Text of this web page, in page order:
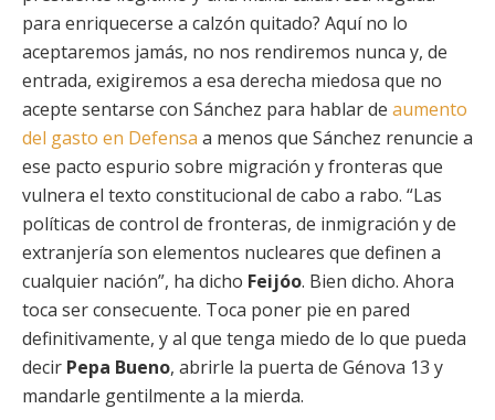
para enriquecerse a calzón quitado? Aquí no lo
aceptaremos jamás, no nos rendiremos nunca y, de
entrada, exigiremos a esa derecha miedosa que no
acepte sentarse con Sánchez para hablar de aumento
del gasto en Defensa a menos que Sánchez renuncie a
ese pacto espurio sobre migración y fronteras que
vulnera el texto constitucional de cabo a rabo. “Las
políticas de control de fronteras, de inmigración y de
extranjería son elementos nucleares que definen a
cualquier nación”, ha dicho Feijóo. Bien dicho. Ahora
toca ser consecuente. Toca poner pie en pared
definitivamente, y al que tenga miedo de lo que pueda
decir Pepa Bueno, abrirle la puerta de Génova 13 y
mandarle gentilmente a la mierda.